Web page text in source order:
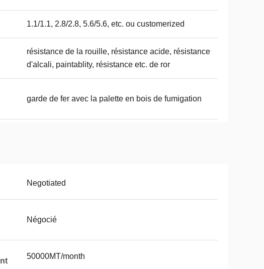
1.1/1.1, 2.8/2.8, 5.6/5.6, etc. ou customerized
résistance de la rouille, résistance acide, résistance
d'alcali, paintablity, résistance etc. de ror
garde de fer avec la palette en bois de fumigation
Negotiated
Négocié
50000MT/month